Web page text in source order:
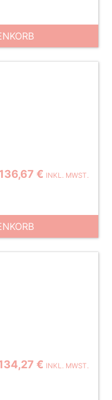
136,67 € INKL. MWST.
€ INKL. MWST.